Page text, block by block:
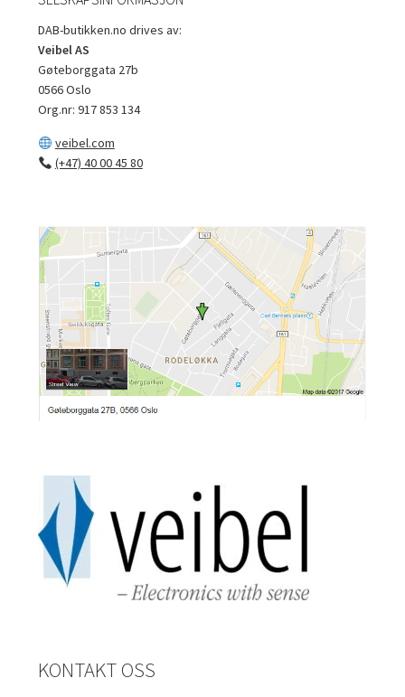
DAB-butikken.no drives av:
Veibel AS
Gøteborggata 27b
0566 Oslo
Org.nr: 917 853 134
veibel.com
(+47) 40 00 45 80
KONTAKT OSS